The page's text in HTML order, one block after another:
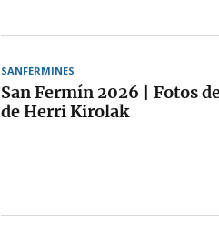
SANFERMINES
San Fermín 2026 | Fotos
de Herri Kirolak